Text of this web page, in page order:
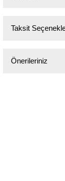
Taksit
Önerileriniz